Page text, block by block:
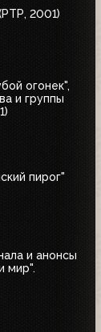
2001)
и группы
пирог"
и анонсы
мир".